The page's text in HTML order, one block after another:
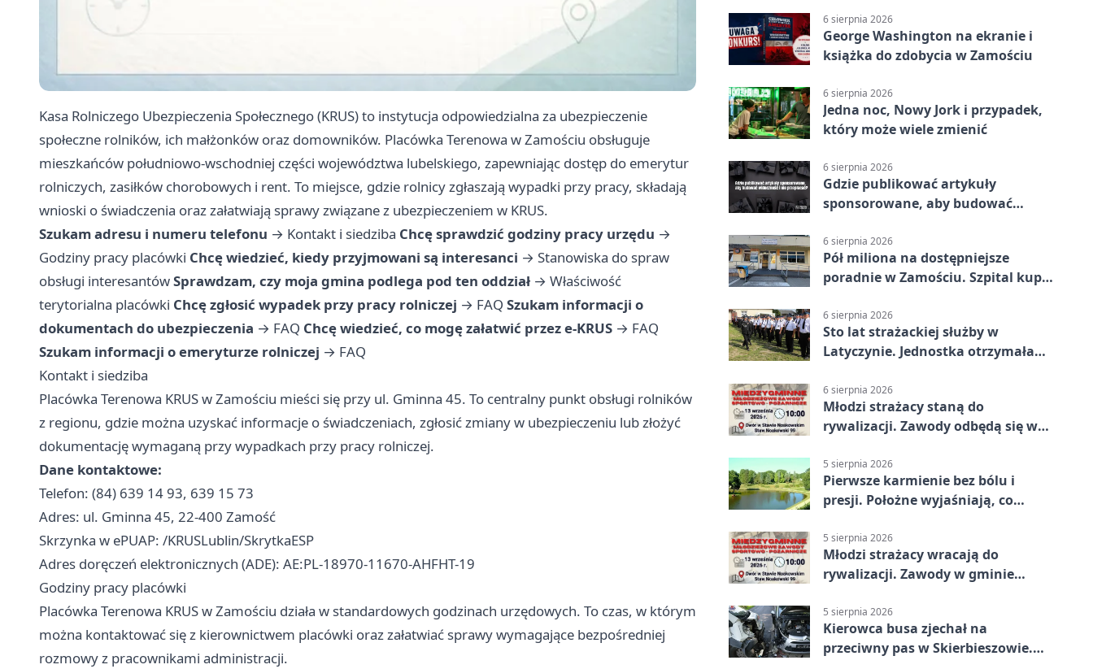
Kasa Rolniczego Ubezpieczenia Społecznego (KRUS) to instytucja odpowiedzialna za ubezpieczenie
społeczne rolników, ich małżonków oraz domowników. Placówka Terenowa w Zamościu obsługuje
mieszkańców południowo-wschodniej części województwa lubelskiego, zapewniając dostęp do emerytur
rolniczych, zasiłków chorobowych i rent. To miejsce, gdzie rolnicy zgłaszają wypadki przy pracy, składają
wnioski o świadczenia oraz załatwiają sprawy związane z ubezpieczeniem w KRUS.
Szukam adresu i numeru telefonu → Kontakt i siedziba Chcę sprawdzić godziny pracy urzędu →
Godziny pracy placówki Chcę wiedzieć, kiedy przyjmowani są interesanci → Stanowiska do spraw
obsługi interesantówSprawdzam, czy moja gmina podlega pod ten oddział → Właściwość
terytorialna placówki Chcę zgłosić wypadek przy pracy rolniczej → FAQ Szukam informacji o
dokumentach do ubezpieczenia → FAQ Chcę wiedzieć, co mogę załatwić przez e-KRUS → FAQ
Szukam informacji o emeryturze rolniczej → FAQ
Kontakt i siedziba
Placówka Terenowa KRUS w Zamościu mieści się przy ul. Gminna 45. To centralny punkt obsługi rolników
z regionu, gdzie można uzyskać informacje o świadczeniach, zgłosić zmiany w ubezpieczeniu lub złożyć
dokumentację wymaganą przy wypadkach przy pracy rolniczej.
Dane kontaktowe:
Telefon: (84) 639 14 93, 639 15 73
Adres: ul. Gminna 45, 22-400 Zamość
Skrzynka w ePUAP: /KRUSLublin/SkrytkaESP
Adres doręczeń elektronicznych (ADE): AE:PL-18970-11670-AHFHT-19
Godziny pracy placówki
Placówka Terenowa KRUS w Zamościu działa w standardowych godzinach urzędowych. To czas, w którym
można kontaktować się z kierownictwem placówki oraz załatwiać sprawy wymagające bezpośredniej
rozmowy z pracownikami administracji.
6 sierpnia 2026
George Washington na ekranie i
książka do zdobycia w Zamościu
6 sierpnia 2026
Jedna noc, Nowy Jork i przypadek,
który może wiele zmienić
6 sierpnia 2026
Gdzie publikować artykuły
sponsorowane, aby budować
6 sierpnia 2026
Pół miliona na dostępniejsze
poradnie w Zamościu. Szpital kupi
6 sierpnia 2026
Sto lat strażackiej służby w
Latyczynie. Jednostka otrzymała
6 sierpnia 2026
Młodzi strażacy staną do
rywalizacji. Zawody odbędą się w
5 sierpnia 2026
Pierwsze karmienie bez bólu i
presji. Położne wyjaśniają, co
5 sierpnia 2026
Młodzi strażacy wracają do
rywalizacji. Zawody w gminie
5 sierpnia 2026
Kierowca busa zjechał na
przeciwny pas w Skierbieszowie.